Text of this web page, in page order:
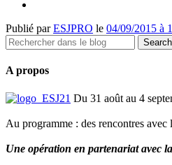
Publié parESJPRO le 04/09/2015 à
A propos
Du 31 août au 4
Au programme : des rencontres avec
Une opération en partenariat avec